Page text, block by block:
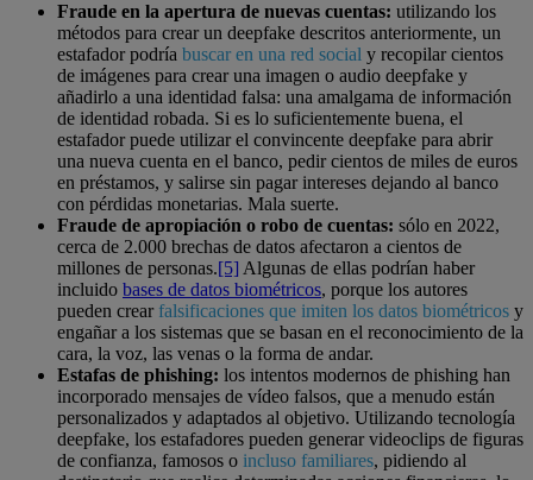
Fraude en la apertura de nuevas cuentas: utilizando los
métodos para crear un deepfake descritos anteriormente, un
estafador podría buscar en una red social y recopilar cientos
de imágenes para crear una imagen o audio deepfake y
añadirlo a una identidad falsa: una amalgama de información
de identidad robada. Si es lo suficientemente buena, el
estafador puede utilizar el convincente deepfake para abrir
una nueva cuenta en el banco, pedir cientos de miles de euros
en préstamos, y salirse sin pagar intereses dejando al banco
con pérdidas monetarias. Mala suerte.
Fraude de apropiación o robo de cuentas: sólo en 2022,
cerca de 2.000 brechas de datos afectaron a cientos de
millones de personas.[5] Algunas de ellas podrían haber
incluido bases de datos biométricos, porque los autores
pueden crearfalsificaciones que imiten los datos biométricos y
engañar a los sistemas que se basan en el reconocimiento de la
cara, la voz, las venas o la forma de andar.
Estafas de phishing: los intentos modernos de phishing han
incorporado mensajes de vídeo falsos, que a menudo están
personalizados y adaptados al objetivo. Utilizando tecnología
deepfake, los estafadores pueden generar videoclips de figuras
de confianza, famosos o incluso familiares, pidiendo al